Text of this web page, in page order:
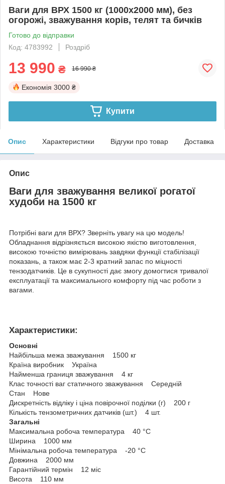
Ваги для ВРХ 1500 кг (1000х2000 мм), без
огорожі, зважування корів, телят та бичків
Готово до відправки
Код: 4783992
Роздріб
13 990 ₴ 16 990 ₴
Економія 3000 ₴
Купити
Опис Характеристики Відгуки про товар Доставка
Опис
Ваги для зважування великої рогатої
худоби на 1500 кг
Потрібні ваги для ВРХ? Зверніть увагу на цю модель!
Обладнання відрізняється високою якістю виготовлення,
високою точністю вимірювань завдяки функції стабілізації
показань, а також має 2-3 кратний запас по міцності
тензодатчиків. Це в сукупності дає змогу домогтися тривалої
експлуатації та максимального комфорту під час роботи з
вагами.
Характеристики:
Основні
Найбільша межа зважування 1500 кг
Країна виробник Україна
Найменша границя зважування 4 кг
Клас точності ваг статичного зважування Середній
Стан Нове
Дискретність відліку і ціна повірочної поділки (г) 200 г
Кількість тензометричних датчиків (шт.) 4 шт.
Загальні
Максимальна робоча температура 40 °С
Ширина 1000 мм
Мінімальна робоча температура -20 °С
Довжина 2000 мм
Гарантійний термін 12 міс
Висота 110 мм